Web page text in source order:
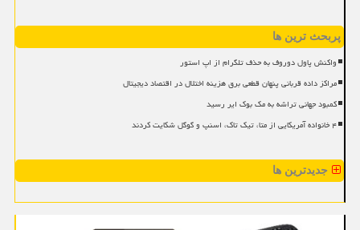
پربحث ترین ها
واکنش پاول دوروف به حذف تلگرام از اپ استور
مراکز داده قربانی پنهان قطعی برق هزینه اختلال در اقتصاد دیجیتال
کمبود جهانی تراشه به مک بوک ایر رسید
۴ خانواده آمریکایی از متا، تیک تاک، اسنپ و گوگل شکایت کردند
جدیدترین ها